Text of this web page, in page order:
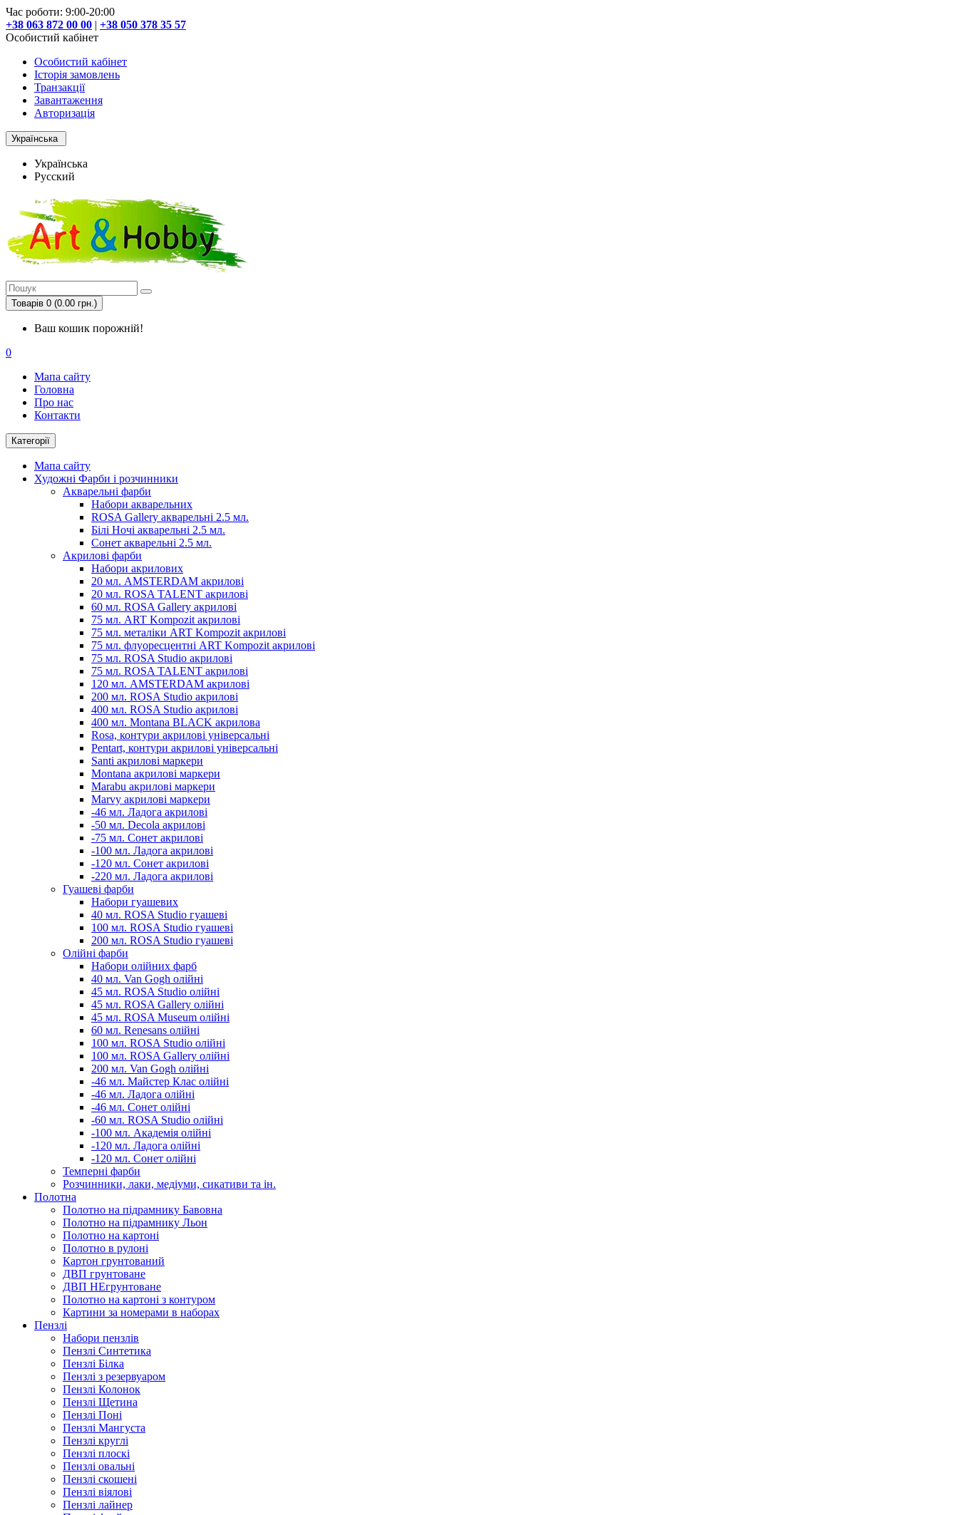
Час роботи: 9:00-20:00
+38 063 872 00 00 | +38 050 378 35 57
Особистий кабінет
Особистий кабінет
Історія замовлень
Транзакції
Завантаження
Авторизація
Українська
Українська
Русский
Товарів 0 (0.00 грн.)
Ваш кошик порожній!
0
Мапа сайту
Головна
Про нас
Контакти
Категорії
Мапа сайту
Художні Фарби і розчинники
Акварельні фарби
Набори акварельних
ROSA Gallery акварельні 2.5 мл.
Білі Ночі акварельні 2.5 мл.
Сонет акварельні 2.5 мл.
Акрилові фарби
Набори акрилових
20 мл. AMSTERDAM акрилові
20 мл. ROSA TALENT акрилові
60 мл. ROSA Gallery акрилові
75 мл. ART Kompozit акрилові
75 мл. металіки ART Kompozit акрилові
75 мл. флуоресцентні ART Kompozit акрилові
75 мл. ROSA Studio акрилові
75 мл. ROSA TALENT акрилові
120 мл. AMSTERDAM акрилові
200 мл. ROSA Studio акрилові
400 мл. ROSA Studio акрилові
400 мл. Montana BLACK акрилова
Rosa, контури акрилові універсальні
Pentart, контури акрилові універсальні
Santi акрилові маркери
Montana акрилові маркери
Marabu акрилові маркери
Marvy акрилові маркери
-46 мл. Ладога акрилові
-50 мл. Decola акрилові
-75 мл. Сонет акрилові
-100 мл. Ладога акрилові
-120 мл. Сонет акрилові
-220 мл. Ладога акрилові
Гуашеві фарби
Набори гуашевих
40 мл. ROSA Studio гуашеві
100 мл. ROSA Studio гуашеві
200 мл. ROSA Studio гуашеві
Олійні фарби
Набори олійних фарб
40 мл. Van Gogh олійні
45 мл. ROSA Studio олійні
45 мл. ROSA Gallery олійні
45 мл. ROSA Museum олійні
60 мл. Renesans олійні
100 мл. ROSA Studio олійні
100 мл. ROSA Gallery олійні
200 мл. Van Gogh олійні
-46 мл. Майстер Клас олійні
-46 мл. Ладога олійні
-46 мл. Сонет олійні
-60 мл. ROSA Studio олійні
-100 мл. Академія олійні
-120 мл. Ладога олійні
-120 мл. Сонет олійні
Темперні фарби
Розчинники, лаки, медіуми, сикативи та ін.
Полотна
Полотно на підрамнику Бавовна
Полотно на підрамнику Льон
Полотно на картоні
Полотно в рулоні
Картон грунтований
ДВП грунтоване
ДВП НЕгрунтоване
Полотно на картоні з контуром
Картини за номерами в наборах
Пензлі
Набори пензлів
Пензлі Синтетика
Пензлі Білка
Пензлі з резервуаром
Пензлі Колонок
Пензлі Щетина
Пензлі Поні
Пензлі Мангуста
Пензлі круглі
Пензлі плоскі
Пензлі овальні
Пензлі скошені
Пензлі віялові
Пензлі лайнер